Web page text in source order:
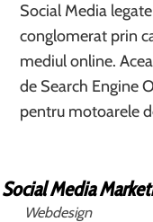
Social Media
conglomerat prin
mediul online.
de Search Engine
pentru motoarele
Social Media
Webdesign